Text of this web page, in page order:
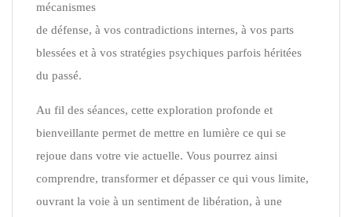
mécanismes
de défense, à vos contradictions internes, à vos parts
blessées et à vos stratégies psychiques parfois héritées
du passé.
Au fil des séances, cette exploration profonde et
bienveillante permet de mettre en lumière ce qui se
rejoue dans votre vie actuelle. Vous pourrez ainsi
comprendre, transformer et dépasser ce qui vous limite,
ouvrant la voie à un sentiment de libération, à une